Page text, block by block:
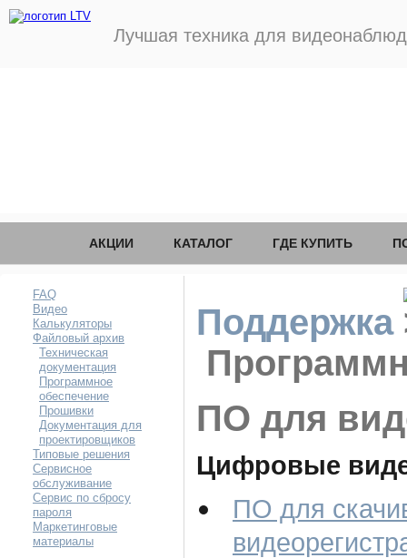
Лучшая техника для
АКЦИИ КАТАЛОГ ГДЕ КУПИТЬ
FAQ
Видео
Калькуляторы
Файловый архив
Техническая
документация
Программное
обеспечение
Прошивки
Документация для
проектировщиков
Типовые решения
Сервисное
обслуживание
Сервис по сбросу
пароля
Маркетинговые
материалы
Поддержка
ПО для
Цифровые
ПО для